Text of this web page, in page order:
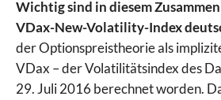
Wichtig sind in diesem
VDax-New-Volatility-Index
der Optionspreistheorie als
VDax – der Volatilitätsindex des
29. Juli 2016 berechnet worden.